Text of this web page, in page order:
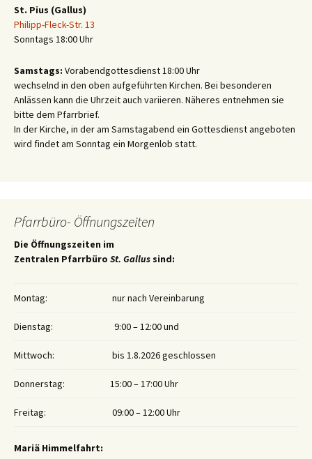
St. Pius (Gallus)
Philipp-Fleck-Str. 13
Sonntags 18:00 Uhr
Samstags: Vorabendgottesdienst 18:00 Uhr
wechselnd in den oben aufgeführten Kirchen. Bei besonderen
Anlässen kann die Uhrzeit auch variieren. Näheres entnehmen sie
bitte dem Pfarrbrief.
In der Kirche, in der am Samstagabend ein Gottesdienst angeboten
wird findet am Sonntag ein Morgenlob statt.
Pfarrbüro- Öffnungszeiten
Die Öffnungszeiten im
Zentralen Pfarrbüro St. Gallus sind:
Montag: nur nach Vereinbarung
Dienstag: 9:00 – 12:00 und
Mittwoch: bis 1.8.2026 geschlossen
Donnerstag: 15:00 – 17:00 Uhr
Freitag: 09:00 – 12:00 Uhr
Mariä Himmelfahrt: